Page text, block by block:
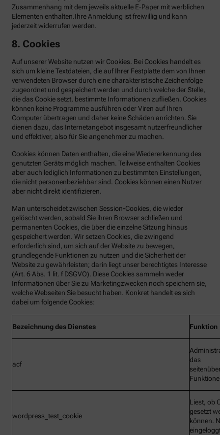
Zusammenhang mit dem jeweils aktuelle E-Paper mit werblichen
Elementen enthalten.Ihre Anmeldung ist freiwillig und kann
jederzeit widerrufen werden.
8. Cookies
Auf unserer Website nutzen wir Cookies. Bei Cookies handelt es
sich um kleine Textdateien, die auf Ihrer Festplatte dem von Ihnen
verwendeten Browser durch eine charakteristische Zeichenfolge
zugeordnet und gespeichert werden und durch welche der Stelle,
die das Cookie setzt, bestimmte Informationen zufließen. Cookies
können keine Programme ausführen oder Viren auf Ihren
Computer übertragen und daher keine Schäden anrichten. Sie
dienen dazu, das Internetangebot insgesamt nutzerfreundlicher
und effektiver, also für Sie angenehmer zu machen.
Cookies können Daten enthalten, die eine Wiedererkennung des
genutzten Geräts möglich machen. Teilweise enthalten Cookies
aber auch lediglich Informationen zu bestimmten Einstellungen,
die nicht personenbeziehbar sind. Cookies können einen Nutzer
aber nicht direkt identifizieren.
Man unterscheidet zwischen Session-Cookies, die wieder
gelöscht werden, sobald Sie ihren Browser schließen und
permanenten Cookies, die über die einzelne Sitzung hinaus
gespeichert werden. Wir setzen Cookies, die zwingend
erforderlich sind, um sich auf der Website zu bewegen,
grundlegende Funktionen zu nutzen und die Sicherheit der
Website zu gewährleisten; darin liegt unser berechtigtes Interesse
(Art. 6 Abs. 1 lit. f DSGVO). Diese Cookies sammeln weder
Informationen über Sie zu Marketingzwecken noch speichern sie,
welche Webseiten Sie besucht haben. Konkret handelt es sich
dabei um folgende Cookies:
Bezeichnungdes Dienstes Funktion
acf
das
wordpress_test_cookie
Liest, ob
gesetzt
können.